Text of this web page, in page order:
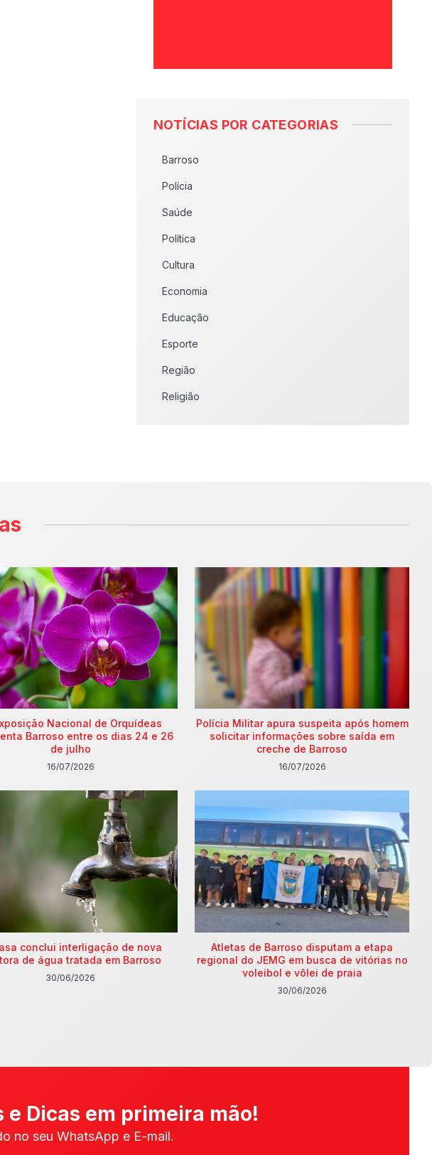
NOTÍCIAS POR CATEGORIAS
Barroso
Polícia
Saúde
Política
Cultura
Economia
Educação
Esporte
Região
Religião
Nacional de Orquídeas
Barroso entre os dias 24 e 26
de julho
16/07/2026
Polícia Militar apura suspeita após homem
solicitar informações sobre saída em
creche de Barroso
16/07/2026
conclui interligação de nova
de água tratada em Barroso
30/06/2026
Atletas de Barroso disputam a etapa
regional do JEMG em busca de vitórias no
voleibol e vôlei de praia
30/06/2026
e Dicas em primeira mão!
no seu WhatsApp e E-mail.